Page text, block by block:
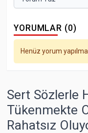
YORUMLAR (0)
Henüz yorum
Sert Sözlerle
Tükenmekte
Rahatsız